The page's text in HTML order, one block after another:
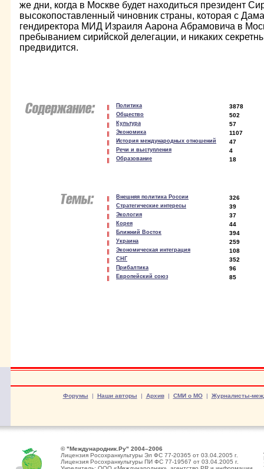
же дни, когда в Москве будет находиться президент
высокопоставленный чиновник страны, которая с
гендиректора МИД Израиля Аарона Абрамовича в
пребыванием сирийской делегации, и никаких
предвидится.
Политика 3878
Общество 502
Культура 57
Экономика 1107
История международных отношений 47
Речи и выступления 4
Образование 18
Внешняя политика России 326
Стратегические интересы 39
Экология 37
Корея 44
Ближний Восток 394
Украина 259
Экономическая интеграция 108
СНГ 352
Прибалтика 96
Европейский союз 85
Форумы | Наши авторы | Архив| СМИ о МО| Журналисты-
© "Международник.Ру" 2004–2006
Лицензия Росохранкультуры Эл ФС 77-20365 от 03.04.2005 г.
Лицензия Росохранкультуры ПИ ФС 77-19567 от 03.04.2005 г.